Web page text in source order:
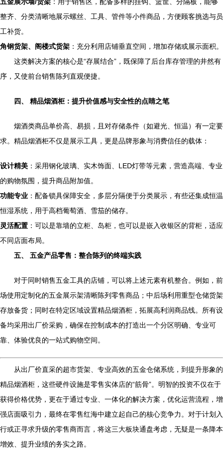
整齐、分类清晰地展示螺丝、工具、管件等小件商品，方便顾客挑选与员
工补货。
角钢货架、阁楼式货架 ：充分利用店铺垂直空间，增加存储或展示面积。
这类解决方案的核心是“存展结合”，既保障了后台库存管理的井然有
序，又使前台销售陈列直观便捷。
四、 精品烟酒柜：提升价值感与安全性的点睛之笔
烟酒类商品单价高、易损，且对存储条件（如避光、恒温）有一定要
求。精品烟酒柜不仅是展示工具，更是品牌形象与消费信任的载体：
设计精美 ：采用钢化玻璃、实木饰面、LED灯带等元素，营造高端、专业
的购物氛围，提升商品附加值。
功能专业 ：配备锁具保障安全，多层分隔便于分类展示，有些还集成恒温
恒湿系统，用于高档葡萄酒、雪茄的储存。
灵活配置 ：可以是靠墙的立柜、岛柜，也可以是嵌入收银区的背柜，适应
不同店面布局。
五、 五金产品零售：整合陈列的终端实践
对于同时销售五金工具的店铺，可以将上述元素有机整合。例如，前
场使用定制化的五金展示架清晰陈列零售商品；中后场利用重型仓储货架
存放备货；同时在特定区域设置精品烟酒柜，拓展高利润商品线。所有设
备均采用出厂价采购，确保在控制成本的打造出一个分区明确、专业可
靠、体验优良的一站式购物空间。
从出厂价直采的超市货架、专业高效的五金仓储系统，到提升形象的
精品烟酒柜，这些硬件设施是零售实体店的“筋骨”。明智的投资不仅在于
获得价格优势，更在于通过专业、一体化的解决方案，优化运营流程，增
强店面吸引力，最终在零售红海中建立起自己的核心竞争力。对于计划入
行或正寻求升级的零售商而言，将这三大板块通盘考虑，无疑是一条降本
增效、提升业绩的务实之路。